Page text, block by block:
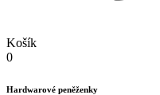
Košík
0
Hardwarové peněženky